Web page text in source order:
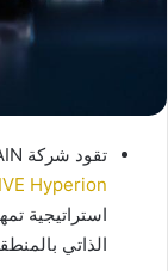
تقود شركة HUMAIN الجهود الرامية لتوسيع نطاق منصة
Hyperion
استراتيجية
الذاتي